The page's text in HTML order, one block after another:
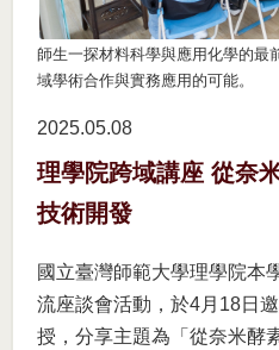
師生一探材料科學與應用化學的最
域學術合作與實務應用的可能。
2025.05 08
理學院跨域講座 從奈
技術開發
國立臺灣師範大學理學院本
流座談會活動，於4月18日
授，分享主題為「從奈米酵